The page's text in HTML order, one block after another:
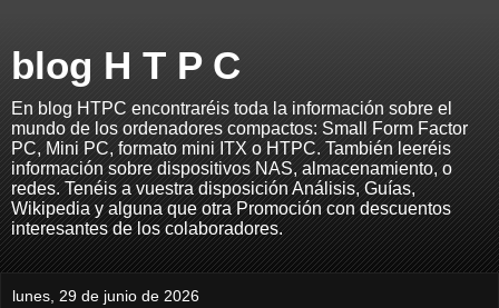
blog H T P C
En blog HTPC encontraréis toda la información sobre el
mundo de los ordenadores compactos: Small Form Factor
PC, Mini PC, formato mini ITX o HTPC. También leeréis
información sobre dispositivos NAS, almacenamiento, o
redes. Tenéis a vuestra disposición Análisis, Guías,
Wikipedia y alguna que otra Promoción con descuentos
interesantes de los colaboradores.
lunes, 29 de junio de 2026